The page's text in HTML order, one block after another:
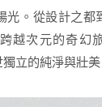
到夢幻聖誕村，
程。現在就出
！